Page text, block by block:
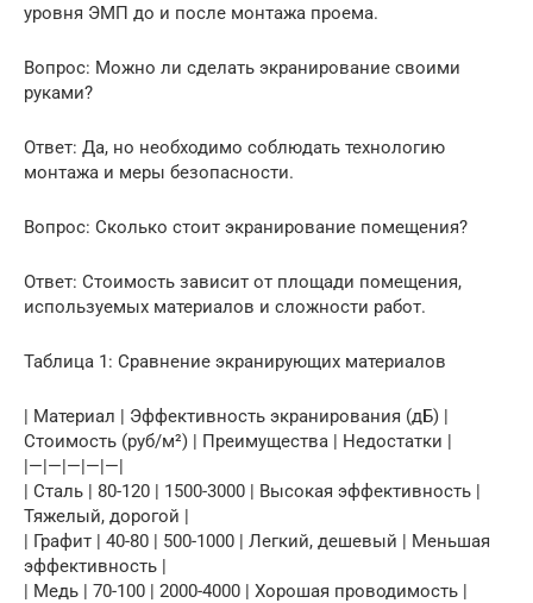
уровня ЭМП до и после монтажа проема.
Вопрос: Можно ли сделать экранирование своими
руками?
Ответ: Да, но необходимо соблюдать технологию
монтажа и меры безопасности.
Вопрос: Сколько стоит экранирование помещения?
Ответ: Стоимость зависит от площади помещения,
используемых материалов и сложности работ.
Таблица 1: Сравнение экранирующих материалов
| Материал | Эффективность экранирования (дБ) |
Стоимость (руб/м²) | Преимущества | Недостатки |
|—|—|—|—|—|
| Сталь | 80-120 | 1500-3000 | Высокая эффективность |
Тяжелый, дорогой |
| Графит | 40-80 | 500-1000 | Легкий, дешевый | Меньшая
эффективность |
| Медь | 70-100 | 2000-4000 | Хорошая проводимость |